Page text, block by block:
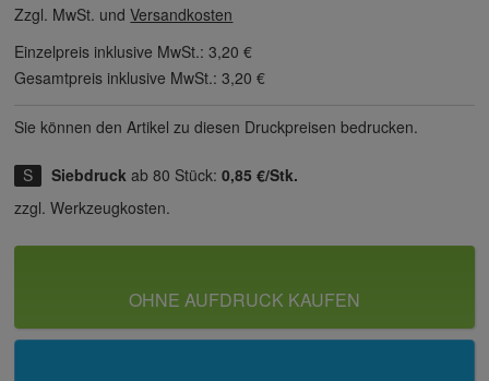
Zzgl. MwSt. undVersandkosten
Einzelpreis inklusive MwSt.:3,20 €
Gesamtpreis inklusive MwSt.:3,20 €
Sie können den Artikel zu diesen Druck­preisen bedrucken.
Siebdruck ab 80 Stück:0,85 €/Stk.
zzgl. Werkzeugkosten.
OHNE AUFDRUCK KAUFEN